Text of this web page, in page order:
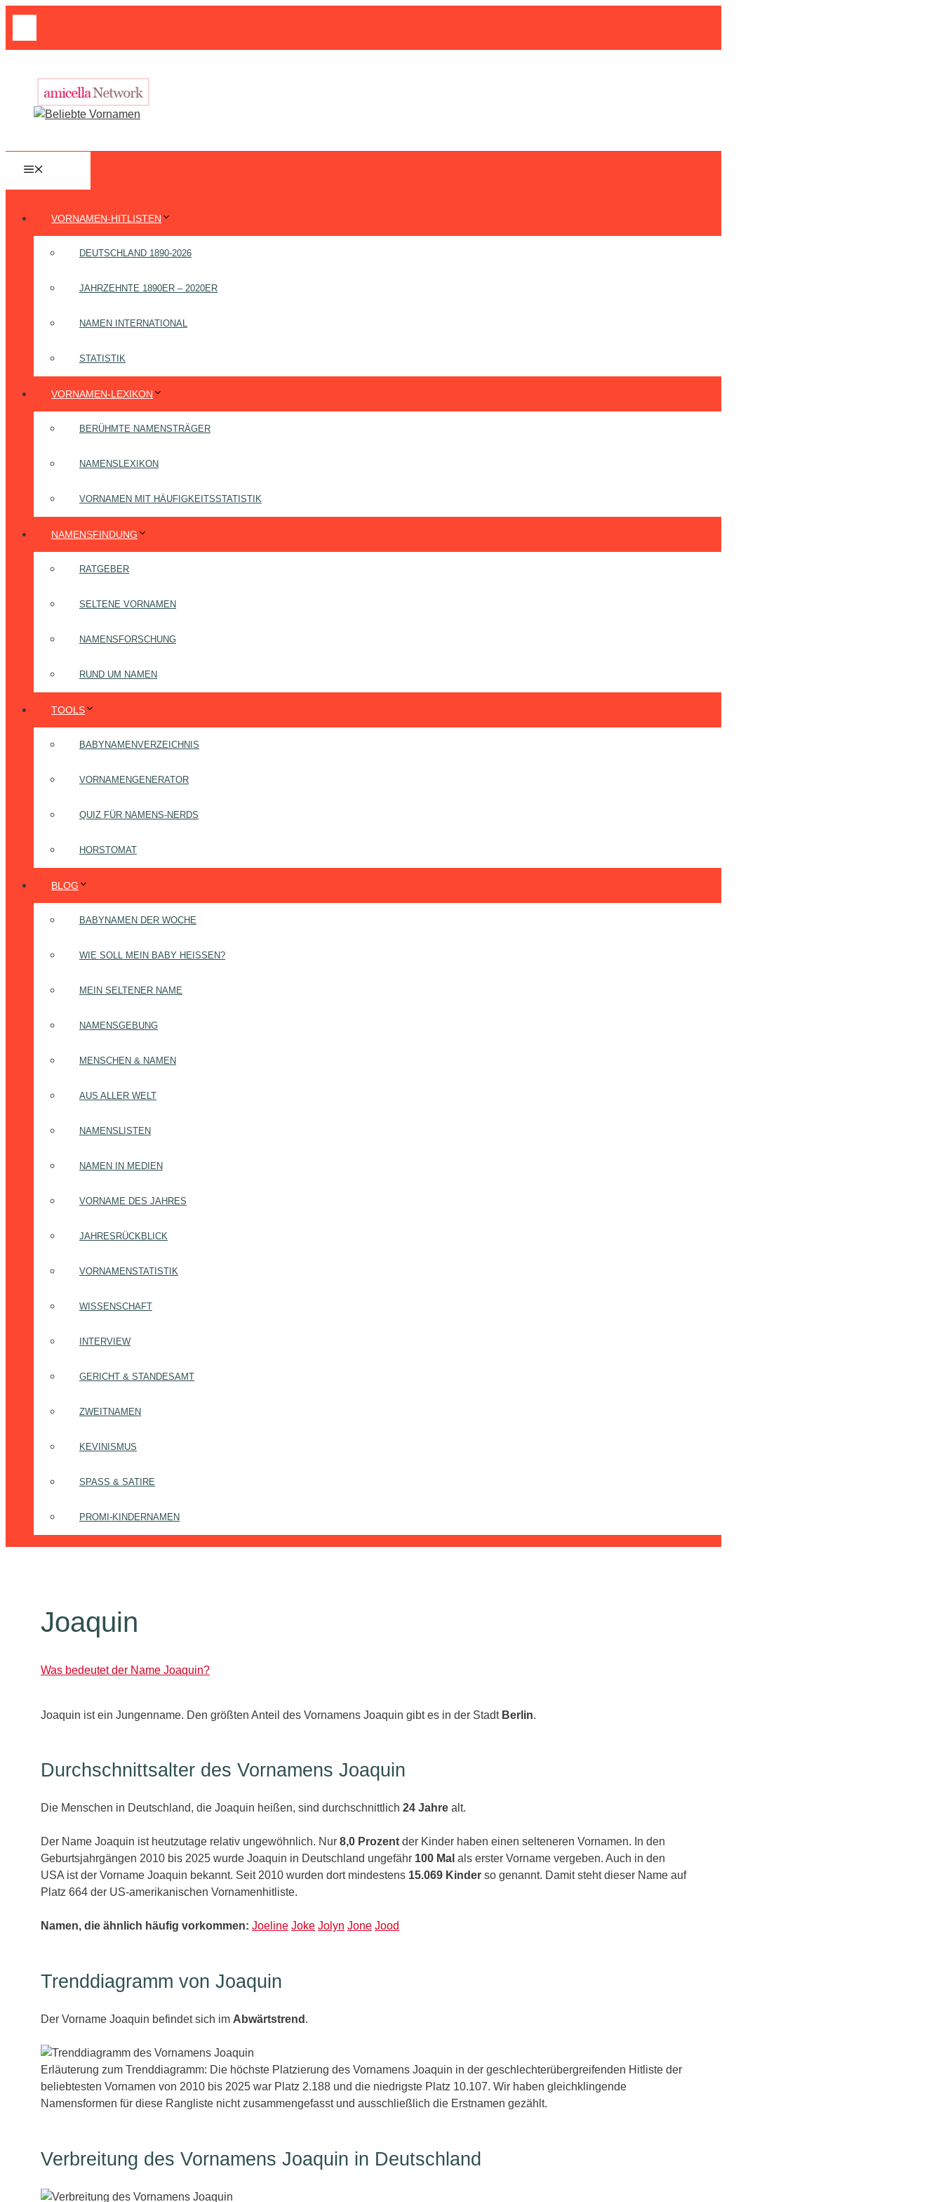
Zum
VORNAMEN-HITLISTEN
DEUTSCHLAND 1890-2026
JAHRZEHNTE 1890ER – 2020ER
NAMEN INTERNATIONAL
STATISTIK
VORNAMEN-LEXIKON
BERÜHMTE NAMENSTRÄGER
NAMENSLEXIKON
VORNAMEN MIT HÄUFIGKEITSSTATISTIK
NAMENSFINDUNG
RATGEBER
SELTENE VORNAMEN
NAMENSFORSCHUNG
RUND UM NAMEN
TOOLS
BABYNAMENVERZEICHNIS
VORNAMENGENERATOR
QUIZ FÜR NAMENS-NERDS
HORSTOMAT
BLOG
BABYNAMEN DER WOCHE
WIE SOLL MEIN BABY HEISSEN?
MEIN SELTENER NAME
NAMENSGEBUNG
MENSCHEN & NAMEN
AUS ALLER WELT
NAMENSLISTEN
NAMEN IN MEDIEN
VORNAME DES JAHRES
JAHRESRÜCKBLICK
VORNAMENSTATISTIK
WISSENSCHAFT
INTERVIEW
GERICHT & STANDESAMT
ZWEITNAMEN
KEVINISMUS
SPASS & SATIRE
PROMI-KINDERNAMEN
Joaquin
Was bedeutet der Name Joaquin?
Joaquin ist ein Jungenname. Den größten Anteil des Vornamens Joaquin gibt es in der Stadt Berlin.
Durchschnittsalter des Vornamens Joaquin
Die Menschen in Deutschland, die Joaquin heißen, sind durchschnittlich 24 Jahre alt.
Der Name Joaquin ist heutzutage relativ ungewöhnlich. Nur 8,0 Prozent der Kinder haben einen selteneren Vornamen. In den
Geburtsjahrgängen 2010 bis 2025 wurde Joaquin in Deutschland ungefähr 100 Mal als erster Vorname vergeben. Auch in den
USA ist der Vorname Joaquin bekannt. Seit 2010 wurden dort mindestens 15.069 Kinder so genannt. Damit steht dieser Name auf
Platz 664 der US-amerikanischen Vornamenhitliste.
Namen, die ähnlich häufig vorkommen: Joeline Joke Jolyn Jone Jood
Trenddiagramm von Joaquin
Der Vorname Joaquin befindet sich im Abwärtstrend .
Erläuterung zum Trenddiagramm: Die höchste Platzierung des Vornamens Joaquin in der geschlechterübergreifenden Hitliste der
beliebtesten Vornamen von 2010 bis 2025 war Platz 2.188 und die niedrigste Platz 10.107. Wir haben gleichklingende
Namensformen für diese Rangliste nicht zusammengefasst und ausschließlich die Erstnamen gezählt.
Verbreitung des Vornamens Joaquin in Deutschland